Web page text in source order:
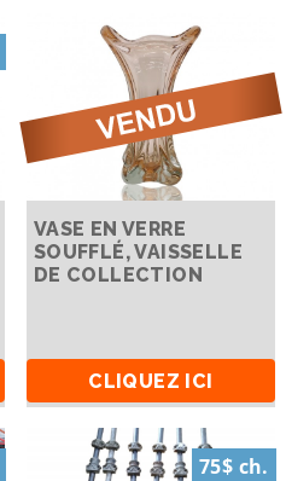
VASE EN VERRE
SOUFFLÉ, VAISSELLE
DE COLLECTION
CLIQUEZ ICI
75$ ch.